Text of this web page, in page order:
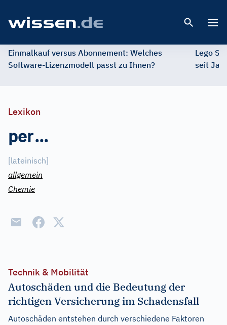
Einmalkauf versus Abonnement: Welches
Software-Lizenzmodell passt zu Ihnen?
Lego
seit
Lexikon
per...
[lateinisch]
allgemein
Chemie
Technik & Mobilität
Autoschäden und die Bedeutung der
richtigen Versicherung im Schadensfall
Autoschäden entstehen durch verschiedene Faktoren